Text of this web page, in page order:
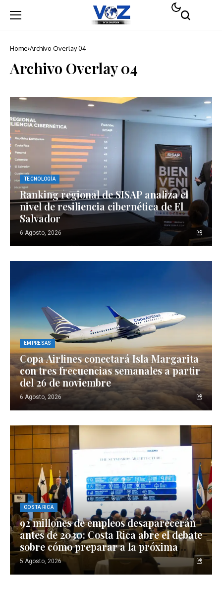
Home Archivo Overlay 04
Archivo Overlay 04
TECNOLOGÍA
Ranking regional de SISAP analiza el
nivel de resiliencia cibernética de El
Salvador
6 Agosto, 2026
EMPRESAS
Copa Airlines conectará Isla Margarita
con tres frecuencias semanales a partir
del 26 de noviembre
6 Agosto, 2026
COSTA RICA
92 millones de empleos desaparecerán
antes de 2030: Costa Rica abre el debate
sobre cómo preparar a la próxima
generación de profesionales
5 Agosto, 2026